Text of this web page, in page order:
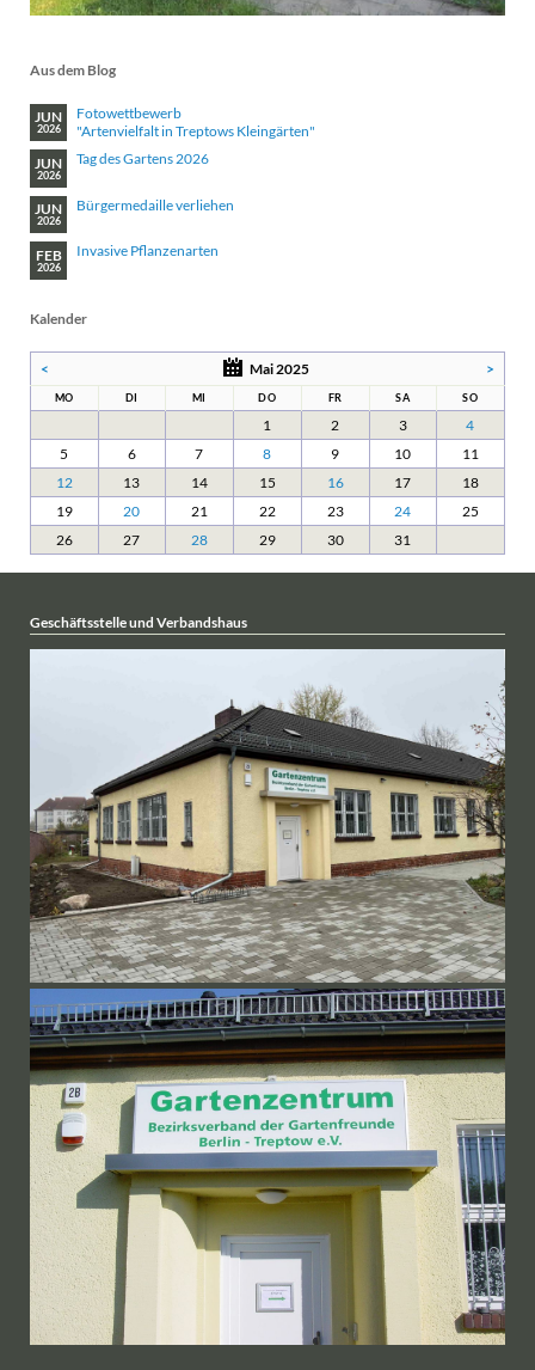
Aus dem Blog
JUN
2026
Fotowettbewerb
"Artenvielfalt in Treptows Kleingärten"
JUN
2026
Tag des Gartens 2026
JUN
2026
Bürgermedaille verliehen
FEB
2026
Invasive Pflanzenarten
Kalender
< Mai 2025 >
MO DI MI DO FR SA SO
1 2 3
4
5
6 7 8 9 10
11
12
13 14 15 16 17
18
19
20 21 22 23 24
25
26
27 28 29 30 31
Geschäftsstelle und Verbandshaus